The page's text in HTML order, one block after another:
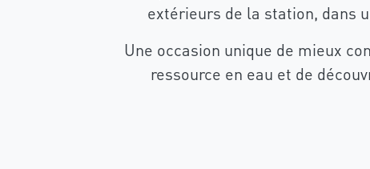
extérieurs de la station, dans
Une occasion unique de mieux
ressource en eau et de